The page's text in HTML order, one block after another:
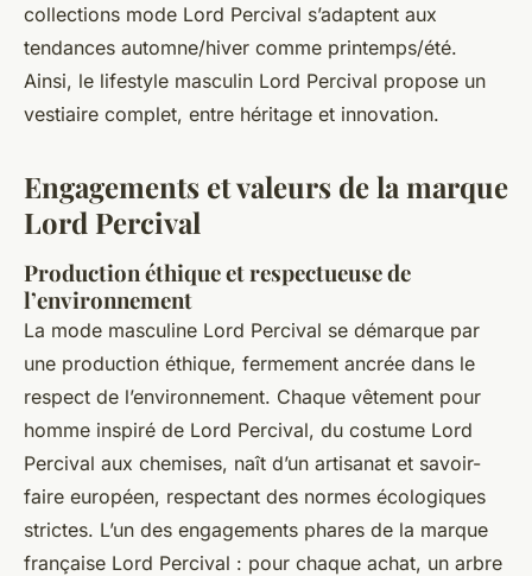
collections mode Lord Percival s’adaptent aux
tendances automne/hiver comme printemps/été.
Ainsi, le lifestyle masculin Lord Percival propose un
vestiaire complet, entre héritage et innovation.
Engagements et valeurs de la marque
Lord Percival
Production éthique et respectueuse de
l’environnement
La mode masculine Lord Percival se démarque par
une production éthique, fermement ancrée dans le
respect de l’environnement. Chaque vêtement pour
homme inspiré de Lord Percival, du costume Lord
Percival aux chemises, naît d’un artisanat et savoir-
faire européen, respectant des normes écologiques
strictes. L’un des engagements phares de la marque
française Lord Percival : pour chaque achat, un arbre